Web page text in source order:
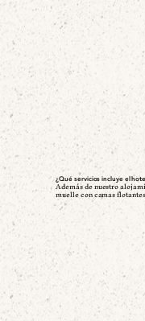
¿Qué servicios incluye el
Además de nuestro
muelle con camas